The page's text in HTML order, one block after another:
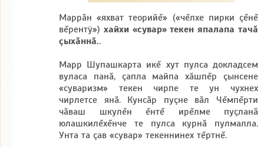
Маррăн «яхват теорийĕ» («чĕлхе пирки çĕнĕ
вĕрентÿ») хайхи «сувар» текен япалапа тачă
çыхăннă..
Марр Шупашкарта икĕ хут пулса докладсем
вуласа панă, çапла майпа хăшпĕр çынсене
«суваризм» текен чирпе те ун чухнех
чирлетсе янă. Кунсăр пуçне вăл Чĕмпĕрти
чăваш шкулĕн ĕнтĕ ирĕлме пуçланă
юлашкилĕхĕнче те пулса курнă пулмалла.
Унта та çав «сувар» текеннинех тĕртнĕ.